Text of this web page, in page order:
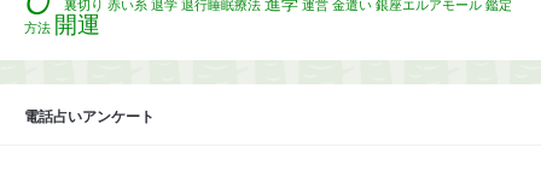
裏切り 赤い糸 退学 退行睡眠療法 進学 運営 金遣い 銀座エルアモール 鑑定
方法 開運
電話占いアンケート